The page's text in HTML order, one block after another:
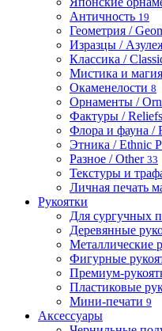
Античность 19
Геометрия /
Изразцы /
Классика /
Мистика и магия
Окаменелости 8
Орнаменты /
Фактуры / Reliefs
Флора и фауна /
Этника / Ethnic
Разное / Other 33
Текстуры и
Личная печать
Рукоятки
Для сургучных
Деревянные
Металлические
Фигурные
Премиум-
Пластиковые
Мини-печати 9
Аксессуары